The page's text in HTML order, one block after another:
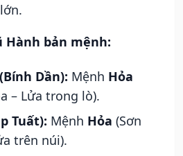
Hành bản mệnh:
Dần): Mệnh Hỏa
– Lửa trong lò).
Tuất): Mệnh Hỏa (Sơn
trên núi).